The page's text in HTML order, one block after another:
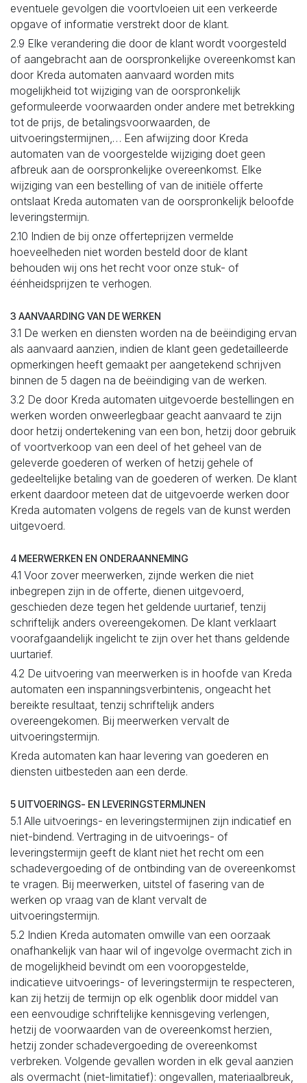
eventuele gevolgen die voortvloeien uit een verkeerde
opgave of informatie verstrekt door de klant.
2.9 Elke verandering die door de klant wordt voorgesteld
of aangebracht aan de oorspronkelijke overeenkomst kan
door Kreda automaten aanvaard worden mits
mogelijkheid tot wijziging van de oorspronkelijk
geformuleerde voorwaarden onder andere met betrekking
tot de prijs, de betalingsvoorwaarden, de
uitvoeringstermijnen,… Een afwijzing door Kreda
automaten van de voorgestelde wijziging doet geen
afbreuk aan de oorspronkelijke overeenkomst. Elke
wijziging van een bestelling of van de initiële offerte
ontslaat Kreda automaten van de oorspronkelijk beloofde
leveringstermijn.
2.10 Indien de bij onze offerteprijzen vermelde
hoeveelheden niet worden besteld door de klant
behouden wij ons het recht voor onze stuk- of
éénheidsprijzen te verhogen.
3 AANVAARDING VAN DE WERKEN
3.1 De werken en diensten worden na de beëindiging ervan
als aanvaard aanzien, indien de klant geen gedetailleerde
opmerkingen heeft gemaakt per aangetekend schrijven
binnen de 5 dagen na de beëindiging van de werken.
3.2 De door Kreda automaten uitgevoerde bestellingen en
werken worden onweerlegbaar geacht aanvaard te zijn
door hetzij ondertekening van een bon, hetzij door gebruik
of voortverkoop van een deel of het geheel van de
geleverde goederen of werken of hetzij gehele of
gedeeltelijke betaling van de goederen of werken. De klant
erkent daardoor meteen dat de uitgevoerde werken door
Kreda automaten volgens de regels van de kunst werden
uitgevoerd.
4 MEERWERKEN EN ONDERAANNEMING
4.1 Voor zover meerwerken, zijnde werken die niet
inbegrepen zijn in de offerte, dienen uitgevoerd,
geschieden deze tegen het geldende uurtarief, tenzij
schriftelijk anders overeengekomen. De klant verklaart
voorafgaandelijk ingelicht te zijn over het thans geldende
uurtarief.
4.2 De uitvoering van meerwerken is in hoofde van Kreda
automaten een inspanningsverbintenis, ongeacht het
bereikte resultaat, tenzij schriftelijk anders
overeengekomen. Bij meerwerken vervalt de
uitvoeringstermijn.
Kreda automaten kan haar levering van goederen en
diensten uitbesteden aan een derde.
5 UITVOERINGS- EN LEVERINGSTERMIJNEN
5.1 Alle uitvoerings- en leveringstermijnen zijn indicatief en
niet-bindend. Vertraging in de uitvoerings- of
leveringstermijn geeft de klant niet het recht om een
schadevergoeding of de ontbinding van de overeenkomst
te vragen. Bij meerwerken, uitstel of fasering van de
werken op vraag van de klant vervalt de
uitvoeringstermijn.
5.2 Indien Kreda automaten omwille van een oorzaak
onafhankelijk van haar wil of ingevolge overmacht zich in
de mogelijkheid bevindt om een vooropgestelde,
indicatieve uitvoerings- of leveringstermijn te respecteren,
kan zij hetzij de termijn op elk ogenblik door middel van
een eenvoudige schriftelijke kennisgeving verlengen,
hetzij de voorwaarden van de overeenkomst herzien,
hetzij zonder schadevergoeding de overeenkomst
verbreken. Volgende gevallen worden in elk geval aanzien
als overmacht (niet-limitatief): ongevallen, materiaalbreuk,